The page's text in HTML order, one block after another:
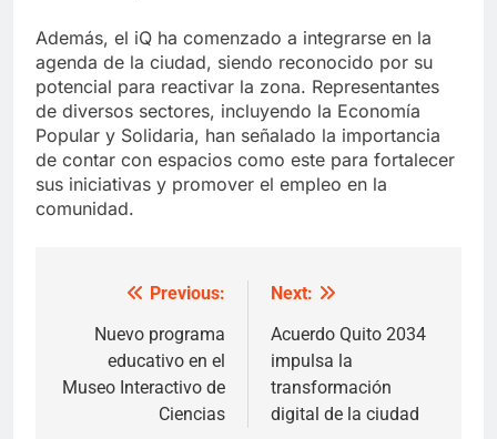
Además, el iQ ha comenzado a integrarse en la
agenda de la ciudad, siendo reconocido por su
potencial para reactivar la zona. Representantes
de diversos sectores, incluyendo la Economía
Popular y Solidaria, han señalado la importancia
de contar con espacios como este para fortalecer
sus iniciativas y promover el empleo en la
comunidad.
navigation
Previous:
Nuevo programa
educativo en el
Museo Interactivo de
Ciencias
Next:
Acuerdo Quito 2034
impulsa la
transformación
digital de la ciudad